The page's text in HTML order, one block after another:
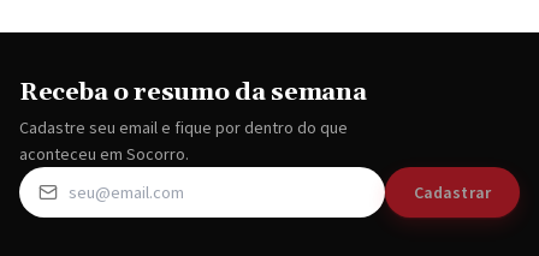
Receba o resumo da semana
Cadastre seu email e fique por dentro do que
aconteceu em Socorro.
Cadastrar